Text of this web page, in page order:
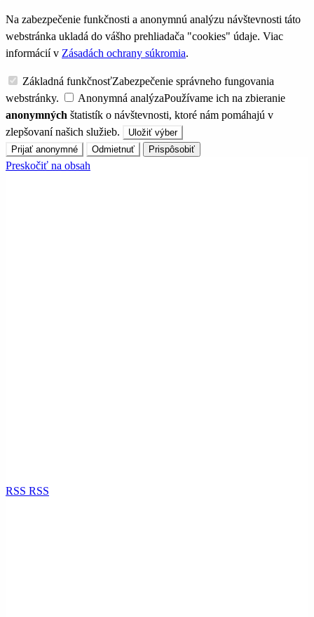
Na zabezpečenie funkčnosti a anonymnú analýzu návštevnosti táto
webstránka ukladá do vášho prehliadača "cookies" údaje. Viac
informácií v Zásadách ochrany súkromia.
Základná funkčnosťZabezpečenie správneho fungovania
webstránky.
Anonymná analýzaPoužívame ich na zbieranie
anonymných štatistík o návštevnosti, ktoré nám pomáhajú v
zlepšovaní našich služieb.
Uložiť výber
Prijať anonymné
Odmietnuť Prispôsobiť
Preskočiť na obsah
RSS RSS